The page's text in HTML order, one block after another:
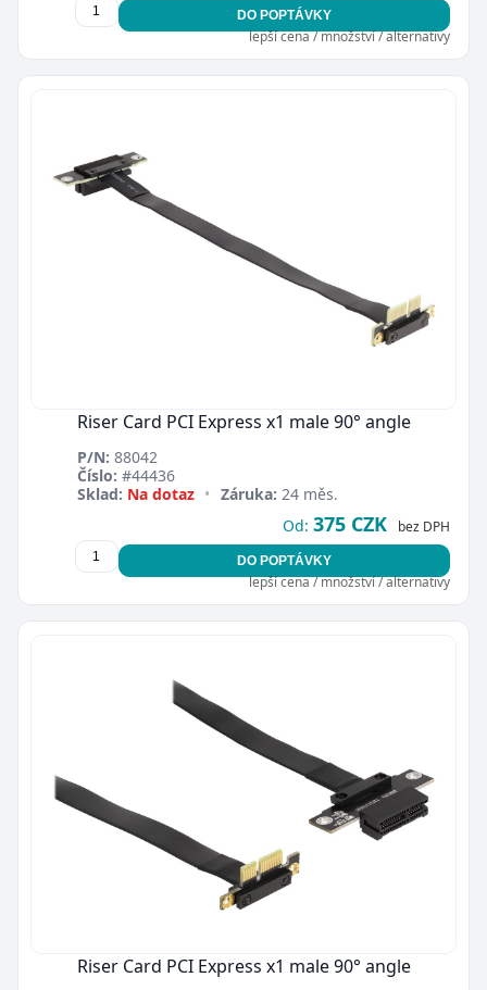
DO POPTÁVKY
lepší cena / množství / alternativy
Riser Card PCI Express x1 male 90° angle
P/N: 88042
Číslo: #44436
Sklad: Na dotaz • Záruka: 24 měs.
Od: 375 CZK bez DPH
DO POPTÁVKY
lepší cena / množství / alternativy
Riser Card PCI Express x1 male 90° angle